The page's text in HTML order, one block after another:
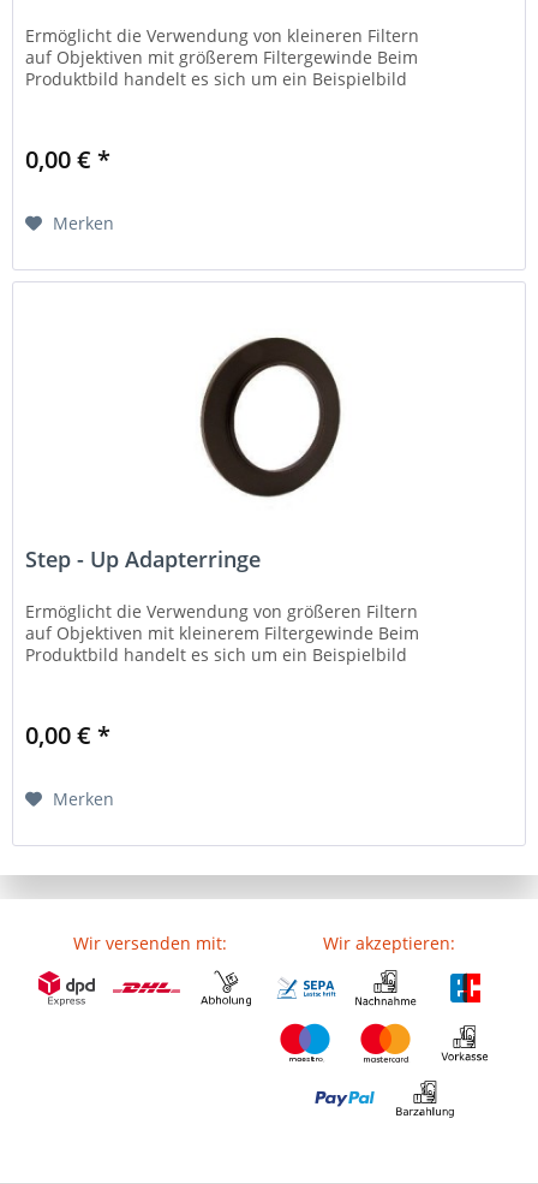
Ermöglicht die Verwendung von kleineren Filtern
auf Objektiven mit größerem Filtergewinde Beim
Produktbild handelt es sich um ein Beispielbild
0,00 € *
Merken
Step - Up Adapterringe
Ermöglicht die Verwendung von größeren Filtern
auf Objektiven mit kleinerem Filtergewinde Beim
Produktbild handelt es sich um ein Beispielbild
0,00 € *
Merken
Wir versenden mit: Wir akzeptieren: